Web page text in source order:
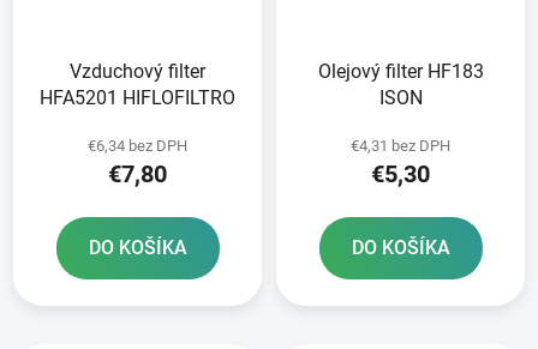
Vzduchový filter
HFA5201 HIFLOFILTRO
€6,34 bez DPH
€7,80
DO KOŠÍKA
Olejový filter HF183
ISON
€4,31 bez DPH
€5,30
DO KOŠÍKA